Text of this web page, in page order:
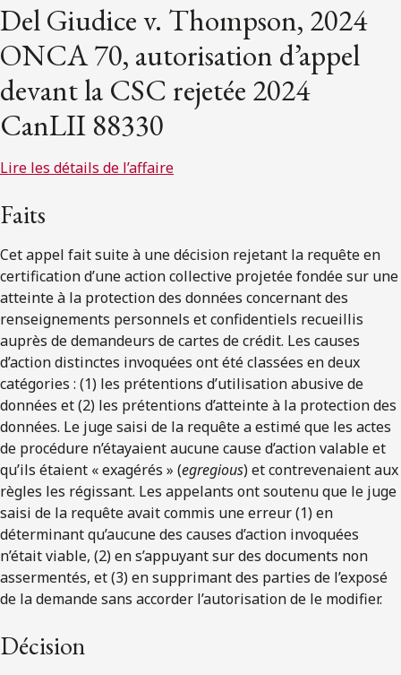
Del Giudice v. Thompson, 2024
ONCA 70, autorisation d’appel
devant la CSC rejetée 2024
CanLII 88330
Lire les détails de l’affaire
Faits
Cet appel fait suite à une décision rejetant la requête en
certification d’une action collective projetée fondée sur une
atteinte à la protection des données concernant des
renseignements personnels et confidentiels recueillis
auprès de demandeurs de cartes de crédit. Les causes
d’action distinctes invoquées ont été classées en deux
catégories : (1) les prétentions d’utilisation abusive de
données et (2) les prétentions d’atteinte à la protection des
données. Le juge saisi de la requête a estimé que les actes
de procédure n’étayaient aucune cause d’action valable et
qu’ils étaient « exagérés » (egregious) et contrevenaient aux
règles les régissant. Les appelants ont soutenu que le juge
saisi de la requête avait commis une erreur (1) en
déterminant qu’aucune des causes d’action invoquées
n’était viable, (2) en s’appuyant sur des documents non
assermentés, et (3) en supprimant des parties de l’exposé
de la demande sans accorder l’autorisation de le modifier.
Décision